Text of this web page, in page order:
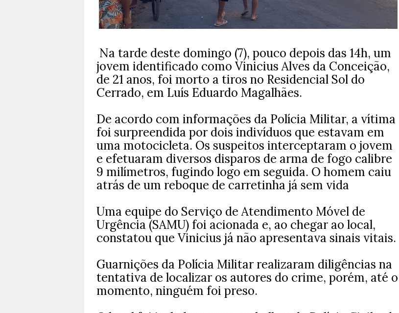
Na tarde deste domingo (7), pouco depois das 14h, um
jovem identificado como Vinicius Alves da Conceição,
de 21 anos, foi morto a tiros no Residencial Sol do
Cerrado, em Luís Eduardo Magalhães.
De acordo com informações da Polícia Militar, a vítima
foi surpreendida por dois indivíduos que estavam em
uma motocicleta. Os suspeitos interceptaram o jovem
e efetuaram diversos disparos de arma de fogo calibre
9 milímetros, fugindo logo em seguida. O homem caiu
atrás de um reboque de carretinha já sem vida
Uma equipe do Serviço de Atendimento Móvel de
Urgência (SAMU) foi acionada e, ao chegar ao local,
constatou que Vinicius já não apresentava sinais vitais.
Guarnições da Polícia Militar realizaram diligências na
tentativa de localizar os autores do crime, porém, até o
momento, ninguém foi preso.